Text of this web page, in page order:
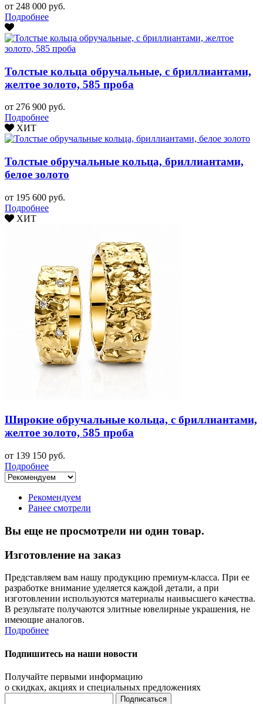
от 248 000 руб.
Подробнее
Толстые кольца обручальные, с бриллиантами,
желтое золото, 585 проба
от 276 900 руб.
Подробнее
ХИТ
Толстые обручальные кольца, бриллиантами,
белое золото
от 195 600 руб.
Подробнее
ХИТ
Широкие обручальные кольца, с бриллиантами,
желтое золото, 585 проба
от 139 150 руб.
Подробнее
Рекомендуем
Ранее смотрели
Вы еще не просмотрели ни один товар.
Изготовление на заказ
Представляем вам нашу продукцию премиум-класса. При ее
разработке внимание уделяется каждой детали, а при
изготовлении используются материалы наивысшего качества.
В результате получаются элитные ювелирные украшения, не
имеющие аналогов.
Подробнее
Подпишитесь на наши новости
Получайте первыми информацию
о скидках, акциях и специальных предложениях